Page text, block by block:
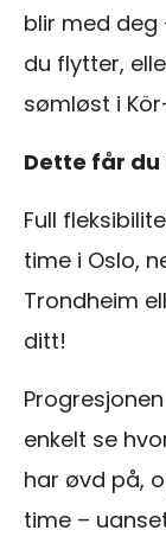
blir med
du flytter,
sømløst i
Dette får
Full
time i Oslo,
Trondheim
ditt!
enkelt se
har øvd på,
time –